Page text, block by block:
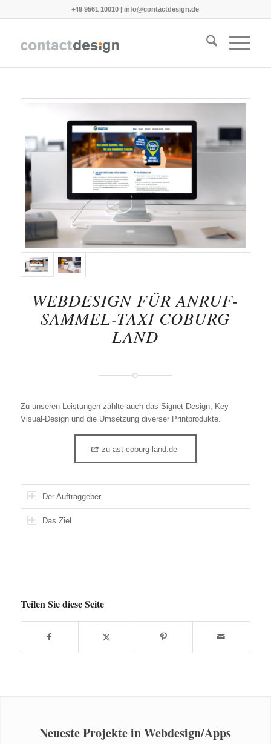
+49 9561 10010 |info@contactdesign.de
WEBDESIGN FÜR ANRUF-
SAMMEL-TAXI COBURG
LAND
Zu unseren Leistungen zählte auch das Signet-Design, Key-
Visual-Design und die Umsetzung diverser Printprodukte.
zu ast-coburg-land.de
Der Auftraggeber
Das Ziel
Teilen Sie diese Seite
Neueste Projekte in Webdesign/Apps